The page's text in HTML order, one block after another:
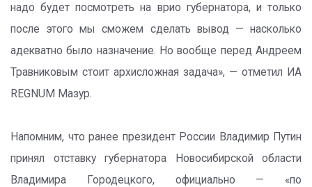
надо будет посмотреть на врио губернатора, и только
после этого мы сможем сделать вывод — насколько
адекватно было назначение. Но вообще перед Андреем
Травниковым стоит архисложная задача», — отметил ИА
REGNUM Мазур.
Напомним, что ранее президент России Владимир Путин
принял отставку губернатора Новосибирской области
Владимира Городецкого, официально — «по